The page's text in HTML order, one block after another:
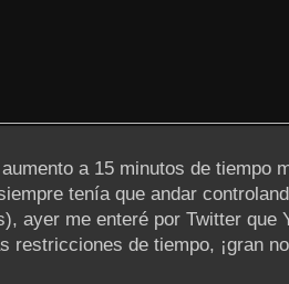
a 15 minutos de tiempo
tenía que andar
ayer me enteré por Twitter que
restricciones de tiempo, ¡gran